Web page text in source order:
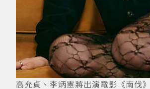
高允貞、李炳憲將出演電影《南